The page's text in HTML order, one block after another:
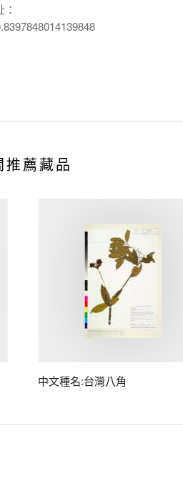
推薦藏品
中文種名:台灣八角